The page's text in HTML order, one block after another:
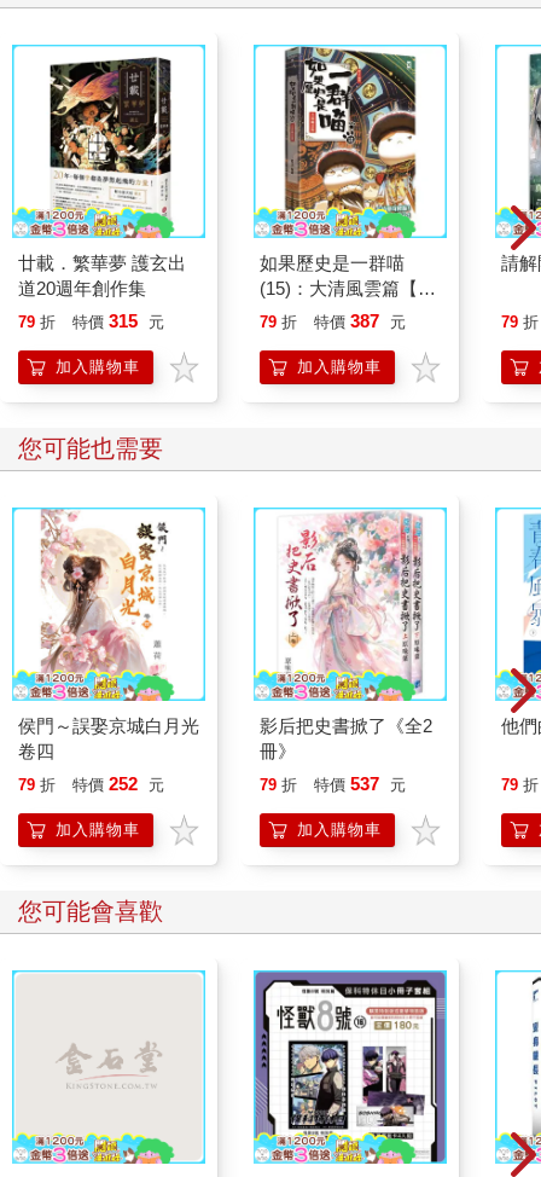
廿載．繁華夢 護玄出
道20週年創作集
79 折 特價 315 元
加入購物車
如果歷史是一群喵
(15)：大清風雲篇【萌
貓漫畫學歷史】
79 折 特價 387 元
加入購物車
請解
79 折
您可能也需要
侯門～誤娶京城白月光
卷四
79 折 特價 252 元
加入購物車
影后把史書掀了《全2
冊》
79 折 特價 537 元
加入購物車
他
79 折
您可能會喜歡